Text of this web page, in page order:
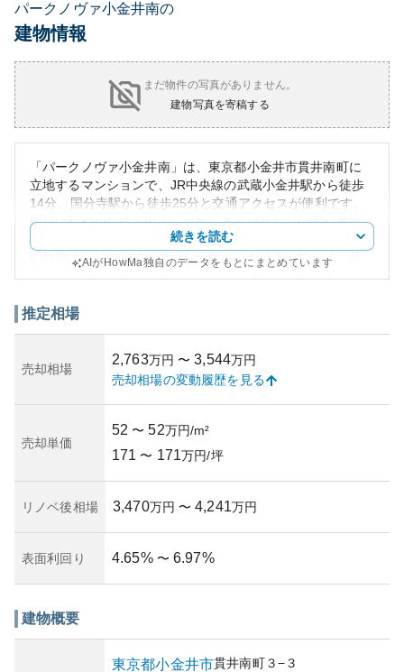
パークノヴァ小金井南の
建物情報
まだ物件の写真がありません。
建物写真を寄稿する
「パークノヴァ小金井南」は、東京都小金井市貫井南町に
立地するマンションで、JR中央線の武蔵小金井駅から徒歩
14分、国分寺駅から徒歩25分と交通アクセスが便利です。
周辺は穏やかな住宅街で、近所にある緑豊かな公園や教育
施設、商業施設が生活利便性を高めています。マンション
の外観はシンプルでモダンなデザインが施されており、経
じた修繕が適切に行われていると推測されます。資産価値
所有リスクを左右することも考慮が必要です。高すぎない
立地条件により、値下がりリスクを一定程度抑えることが
可能です。
続きを読む
AIがHowMa独自のデータをもとにまとめています
推定相場
売却相場
2,763万円 〜 3,544万円
売却相場の変動履歴を見る
売却単価
52 〜 52万円/m²
171 〜 171万円/坪
リノベ後相場 3,470万円 〜 4,241万円
表面利回り 4.65% 〜 6.97%
建物概要
東京都小金井市貫井南町３−３